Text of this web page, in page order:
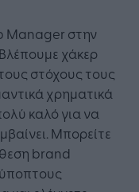
Manager στην
χάκερ
στόχους τους
χρηματικά
καλό για να
Μπορείτε
brand